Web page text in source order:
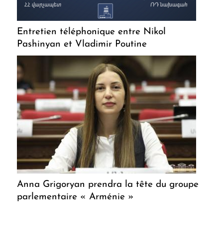
Entretien téléphonique entre Nikol
Pashinyan et Vladimir Poutine
Anna Grigoryan prendra la tête du groupe
parlementaire « Arménie »